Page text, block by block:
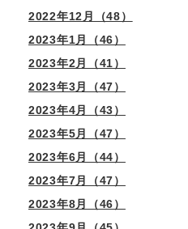
2022年12月（48）
2023年1月（46）
2023年2月（41）
2023年3月（47）
2023年4月（43）
2023年5月（47）
2023年6月（44）
2023年7月（47）
2023年8月（46）